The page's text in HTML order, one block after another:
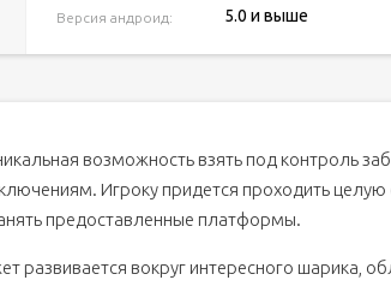
Версия андроид: 5.0 и выше
возможность взять под контроль
Игроку придется проходить
предоставленные платформы.
развивается вокруг интересного шарика,